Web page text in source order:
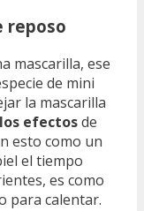
reposo
mascarilla, ese
de mini
la mascarilla
efectosde
esto como un
el tiempo
es como
para calentar.